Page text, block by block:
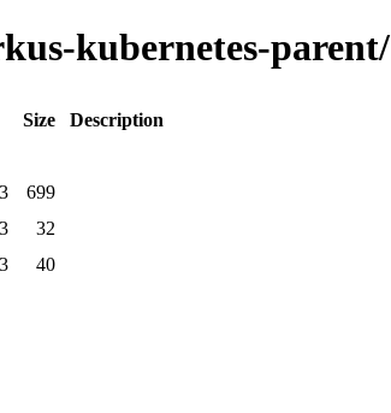
kubernetes-
Size
Description
699
32
40